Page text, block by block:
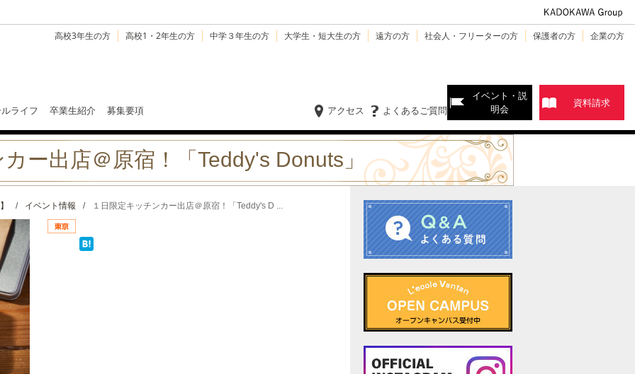
高校3年生の方 高校1・2年生の方 中学３年生の方 大学生・短大生の方 遠方の方 社会人・フリーターの方 保護者の方 企業の方
ライフ 卒業生紹介 募集要項 よくあるご質問
アクセス
イベント・説
明会
資料請求
ー出店＠原宿！「Teddy's Donuts」
/ イベント情報 / １日限定キッチンカー出店＠原宿！「Teddy's D ...